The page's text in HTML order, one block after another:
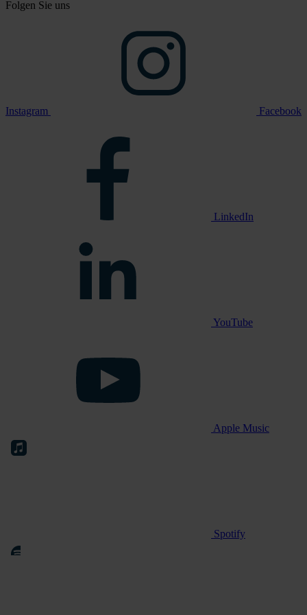
Folgen Sie uns
Instagram Facebook
LinkedIn
YouTube
Apple Music
Spotify